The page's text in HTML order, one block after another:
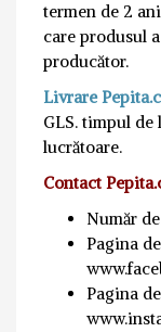
termen de 2
care produsul
producător.
Livrare
GLS. timpul
lucrătoare.
Contact
Număr
Pagina
Pagina